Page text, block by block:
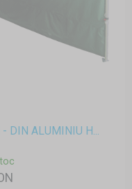
DIN ALUMINIU H...